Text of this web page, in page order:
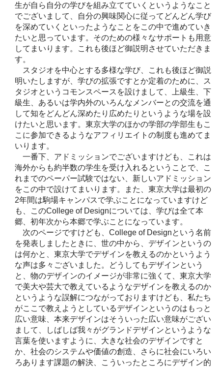
生が自ら自分の学びを組み立てていくというようなこと
でございまして、自分の興味関心に従ってどんどん学び
を深めていくといったようなことをこの中で進めていき
たいと思っています。そのための様々なサポートも用意
してまいります。これも後ほど御説明させていただきま
す。
スタジオを中心とする多様な学び、これも後ほど御説
明いたしますが、学びの拡張ですとか定着のために、ス
タジオというコモンスペースを設けまして、上級生、下
級生、あるいは学内外のいろんなメンバーとの交流を通
して知をどんどん深めたり広めたりというような場を設
けたいと思います。東京大学のほかの学部の学部生もこ
こに参加できるようなアフィリエイトの制度も進めてま
いります。
一番下、アドミッションでございますけども、これは
海外からも約半数の学生を受け入れるということで、こ
れまでのペーパー試験ではない、新しいアドミッション
をこの中で設けてまいります。また、東京大学は最初の
2年間は駒場キャンパスで学ぶことになっていますけど
も、このCollege of Designについては、学びは全て本
郷、初年次から本郷で学ぶことになっています。
次のページですけども、College of Designという名前
を発表しましたときに、世の中から、デザインというの
は何かと、東京大学でデザインを教えるのかというよう
な声は多々ございました。どうしてもデザインという
と、物のデザインのイメージが非常に強くて、東京大学
で美大や芸大で教えているようなデザインを教えるのか
というような誤解につながっておりますけども、私たち
がここで教えようとしているデザインというのはもっと
広い意味、本来デザインはそういった広い意味がござい
まして、しばしば我々がグランドデザインというような
言葉を使いますように、大きな社会のデザインですと
か、社会のシステムや価値の創造、さらに社会にいろい
ろあります課題の解決、こういったところにデザイン的